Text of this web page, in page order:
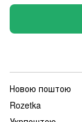
Новою поштою
Rozetka